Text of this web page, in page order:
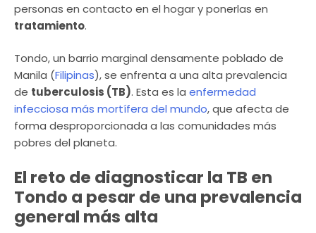
personas en contacto en el hogar y ponerlas en
tratamiento.
Tondo, un barrio marginal densamente poblado de
Manila (Filipinas), se enfrenta a una alta prevalencia
de tuberculosis (TB). Esta es la enfermedad
infecciosa más mortífera del mundo, que afecta de
forma desproporcionada a las comunidades más
pobres del planeta.
El reto de diagnosticar la TB en
Tondo a pesar de una prevalencia
general más alta